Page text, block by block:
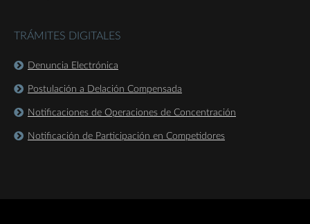
TRÁMITES DIGITALES
Denuncia Electrónica
Postulación a Delación Compensada
Notificaciones de Operaciones de Concentración
Notificación de Participación en Competidores